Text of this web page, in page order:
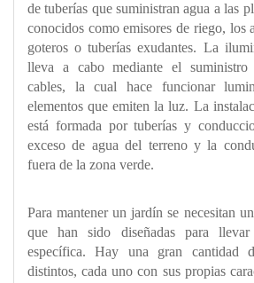
de tuberías que suministran agua a las
conocidos como emisores de riego, los
goteros o tuberías exudantes. La
lleva a cabo mediante el
cables, la cual hace funcionar
elementos que emiten la luz. La
está formada por tuberías y
exceso de agua del terreno y la
fuera de la zona verde.
Para mantener un jardín se necesitan
que han sido diseñadas para
específica. Hay una gran cantidad
distintos, cada uno con sus propias